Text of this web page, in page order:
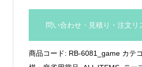
棋・
用
問い合わせ・見積り・注文リ
商品コード: RB-6081_game カテ